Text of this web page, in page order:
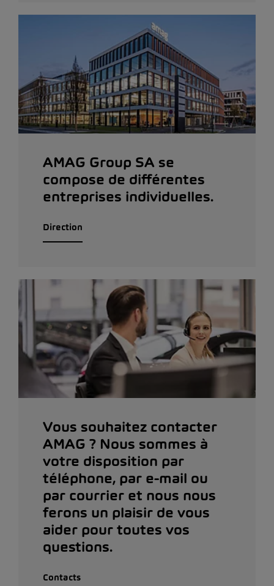
AMAG Group SA se
compose de différentes
entreprises individuelles.
Direction
Vous souhaitez contacter
AMAG ? Nous sommes à
votre disposition par
téléphone, par e-mail ou
par courrier et nous nous
ferons un plaisir de vous
aider pour toutes vos
questions.
Contacts